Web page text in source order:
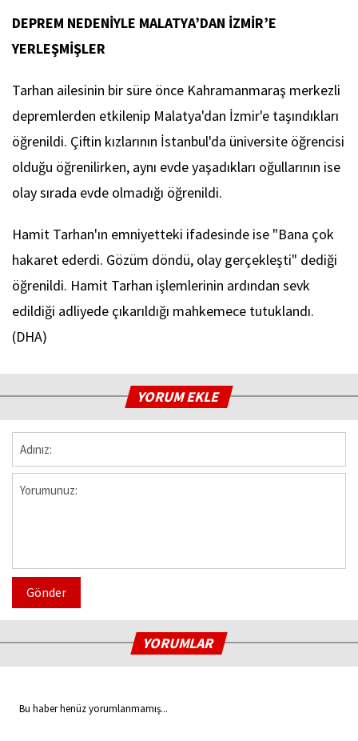
DEPREM NEDENİYLE MALATYA’DAN İZMİR’E
YERLEŞMİŞLER
Tarhan ailesinin bir süre önce Kahramanmaraş merkezli
depremlerden etkilenip Malatya'dan İzmir'e taşındıkları
öğrenildi. Çiftin kızlarının İstanbul'da üniversite öğrencisi
olduğu öğrenilirken, aynı evde yaşadıkları oğullarının ise
olay sırada evde olmadığı öğrenildi.
Hamit Tarhan'ın emniyetteki ifadesinde ise "Bana çok
hakaret ederdi. Gözüm döndü, olay gerçekleşti" dediği
öğrenildi. Hamit Tarhan işlemlerinin ardından sevk
edildiği adliyede çıkarıldığı mahkemece tutuklandı.
(DHA)
YORUM EKLE
Gönder
YORUMLAR
Bu haber henüz yorumlanmamış...